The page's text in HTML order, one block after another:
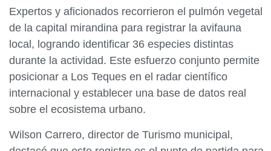
Expertos y aficionados recorrieron el pulmón vegetal
de la capital mirandina para registrar la avifauna
local, logrando identificar 36 especies distintas
durante la actividad. Este esfuerzo conjunto permite
posicionar a Los Teques en el radar científico
internacional y establecer una base de datos real
sobre el ecosistema urbano.
Wilson Carrero, director de Turismo municipal,